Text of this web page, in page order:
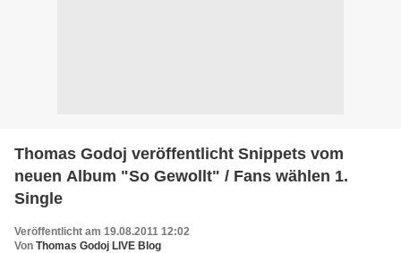
Thomas Godoj veröffentlicht Snippets vom
neuen Album "So Gewollt" / Fans wählen 1.
Single
Veröffentlicht am 19.08.2011 12:02
Von Thomas Godoj LIVE Blog